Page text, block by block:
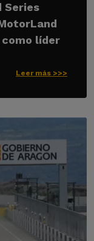
Series
como líder
Leer más >>>